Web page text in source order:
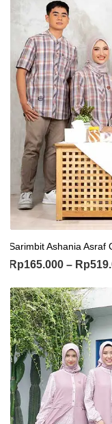
Sarimbit Ashania Asraf
Rp165.000 – Rp